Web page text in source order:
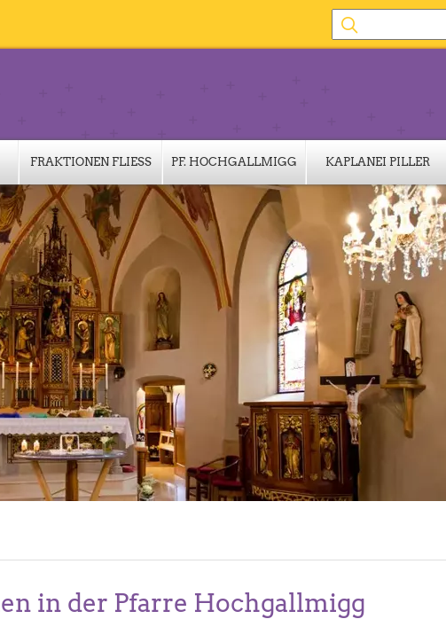
FRAKTIONEN FLIESS PF. HOCHGALLMIGG KAPLANEI PILLER
in der Pfarre Hochgallmigg